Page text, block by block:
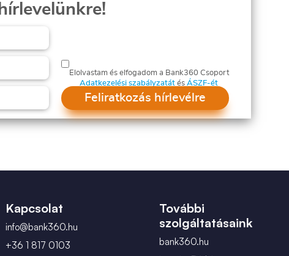
hírlevelünkre!
Elolvastam és elfogadom a Bank360 Csoport
Adatkezelési szabályzatát és ÁSZF-ét
Feliratkozás hírlevélre
Kapcsolat
info@bank360.hu
+36 1 817 0103
További
szolgáltatásaink
bank360.hu